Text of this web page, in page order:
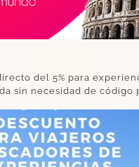
del 5% para
sin necesidad de código